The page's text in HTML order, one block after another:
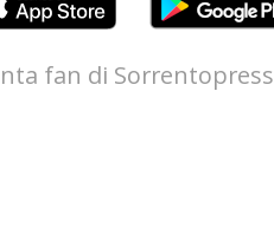
fan di Sorrentopress